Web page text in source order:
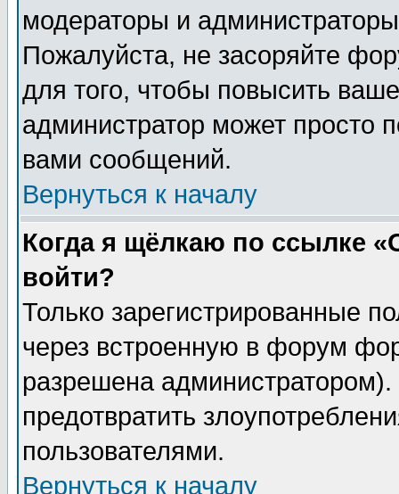
модераторы и
Пожалуйста, не засоряйте
для того, чтобы повысить
администратор может просто
вами сообщений.
Вернуться к началу
Когда я щёлкаю по ссылке
войти?
Только зарегистрированные
через встроенную в форум
разрешена
предотвратить
пользователями.
Вернуться к началу